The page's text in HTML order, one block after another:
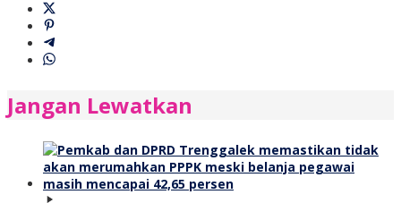
Jangan Lewatkan